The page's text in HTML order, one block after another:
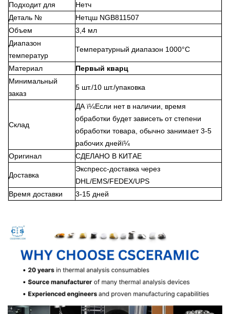
Подходит для
Нетч
Деталь №
Нетцш NGB811507
Объем
3,4 мл
Диапазон
температур
Температурный диапазон 1000°C
Материал
Первый кварц
Минимальный
заказ
5 шт./10 шт./упаковка
Склад
ДА ï¼Если нет в наличии, время
обработки будет зависеть от степени
обработки товара, обычно занимает 3-5
рабочих днейï¼
Оригинал
СДЕЛАНО В КИТАЕ
Доставка
Экспресс-доставка через
DHL/EMS/FEDEX/UPS
Время доставки
3-15 дней